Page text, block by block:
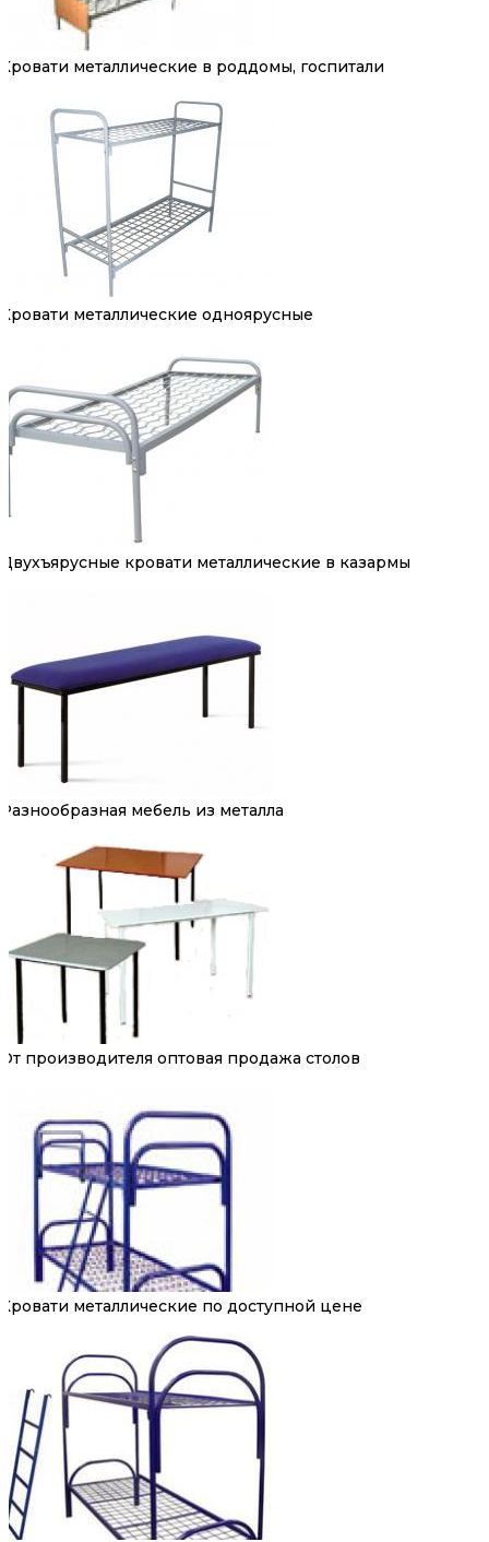
Кровати металлические в роддомы, госпитали
Кровати металлические одноярусные
Двухъярусные кровати металлические в казармы
Разнообразная мебель из металла
От производителя оптовая продажа столов
Кровати металлические по доступной цене